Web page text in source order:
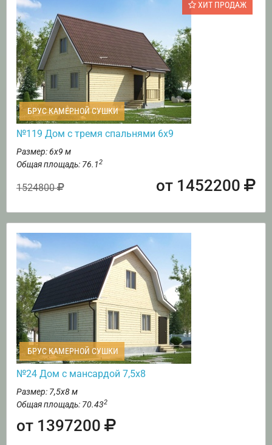
ХИТ ПРОДАЖ
БРУС КАМЕРНОЙ СУШКИ
№119 Дом с тремя спальнями 6х9
Размер: 6х9 м
Общая площадь: 76.12
1524800 от 1452200
БРУС КАМЕРНОЙ СУШКИ
№24 Дом с мансардой 7,5х8
Размер: 7,5х8 м
Общая площадь: 70.432
от 1397200